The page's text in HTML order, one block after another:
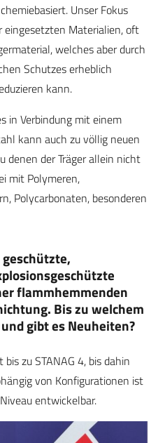
Unser Fokus
eingesetzten Materialien, oft
welches aber durch
Schutzes erheblich
kann.
in Verbindung mit einem
kann auch zu völlig neuen
denen der Träger allein nicht
mit Polymeren,
Polycarbonaten, besonderen
flammhemmenden
Bis zu welchem
gibt es Neuheiten?
zu STANAG 4, bis dahin
von Konfigurationen ist
entwickelbar.